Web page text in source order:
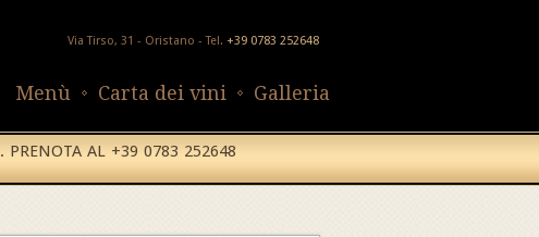
Via Tirso, 31 - Oristano - Tel. +39 0783 252648
Menù Carta dei vini Galleria
PRENOTA AL +39 0783 252648